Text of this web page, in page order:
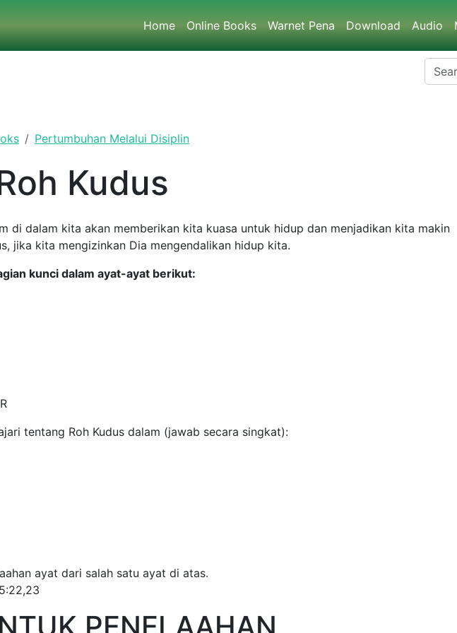
Home Online Books Warnet Pena Download Audio
Pertumbuhan Melalui Disiplin
Kudus
dalam kita akan memberikan kita kuasa untuk hidup dan menjadikan kita makin serupa dengan
Dia mengendalikan hidup kita.
kunci dalam ayat-ayat berikut:
tentang Roh Kudus dalam (jawab secara singkat):
ayat dari salah satu ayat di atas.